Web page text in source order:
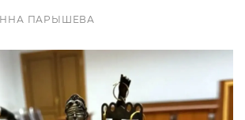
ПАРЫШЕВА